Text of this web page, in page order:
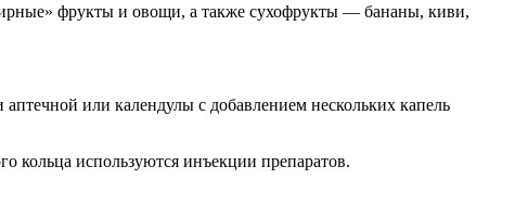
фрукты и овощи, а также сухофрукты — бананы, киви,
или календулы с добавлением нескольких капель
кольца используются инъекции препаратов.